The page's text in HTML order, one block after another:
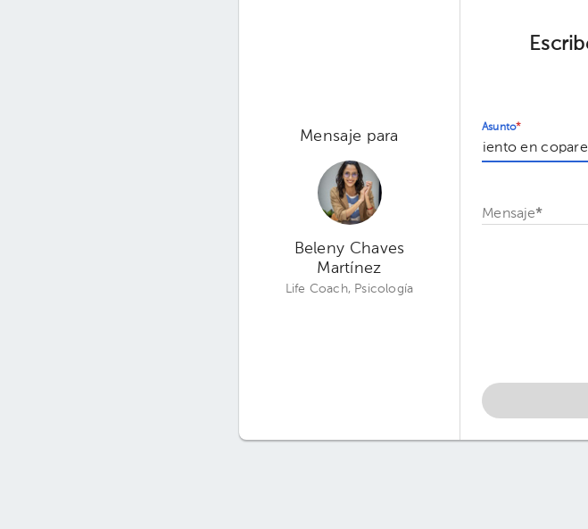
Mensaje para
Beleny Chaves
Martínez
Life Coach, Psicología
Asunto*
Mensaje*